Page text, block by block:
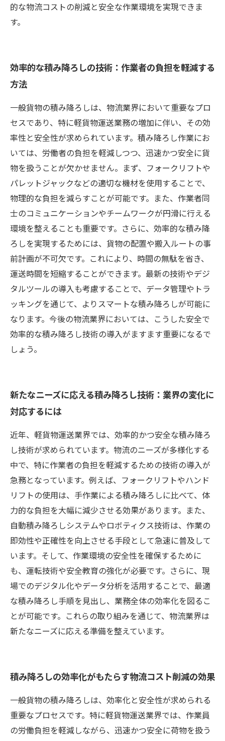
的な物流コストの削減と安全な作業環境を実現できま
す。
効率的な積み降ろしの技術：作業者の負担を軽減する
方法
一般貨物の積み降ろしは、物流業界において重要なプロ
セスであり、特に軽貨物運送業務の増加に伴い、その効
率性と安全性が求められています。積み降ろし作業にお
いては、労働者の負担を軽減しつつ、迅速かつ安全に貨
物を扱うことが欠かせません。まず、フォークリフトや
パレットジャックなどの適切な機材を使用することで、
物理的な負担を減らすことが可能です。また、作業者同
士のコミュニケーションやチームワークが円滑に行える
環境を整えることも重要です。さらに、効率的な積み降
ろしを実現するためには、貨物の配置や搬入ルートの事
前計画が不可欠です。これにより、時間の無駄を省き、
運送時間を短縮することができます。最新の技術やデジ
タルツールの導入も考慮することで、データ管理やトラ
ッキングを通じて、よりスマートな積み降ろしが可能に
なります。今後の物流業界においては、こうした安全で
効率的な積み降ろし技術の導入がますます重要になるで
しょう。
新たなニーズに応える積み降ろし技術：業界の変化に
対応するには
近年、軽貨物運送業界では、効率的かつ安全な積み降ろ
し技術が求められています。物流のニーズが多様化する
中で、特に作業者の負担を軽減するための技術の導入が
急務となっています。例えば、フォークリフトやハンド
リフトの使用は、手作業による積み降ろしに比べて、体
力的な負担を大幅に減少させる効果があります。また、
自動積み降ろしシステムやロボティクス技術は、作業の
即効性や正確性を向上させる手段として急速に普及して
います。そして、作業環境の安全性を確保するために
も、運転技術や安全教育の強化が必要です。さらに、現
場でのデジタル化やデータ分析を活用することで、最適
な積み降ろし手順を見出し、業務全体の効率化を図るこ
とが可能です。これらの取り組みを通じて、物流業界は
新たなニーズに応える準備を整えています。
積み降ろしの効率化がもたらす物流コスト削減の効果
一般貨物の積み降ろしは、効率化と安全性が求められる
重要なプロセスです。特に軽貨物運送業界では、作業員
の労働負担を軽減しながら、迅速かつ安全に荷物を扱う